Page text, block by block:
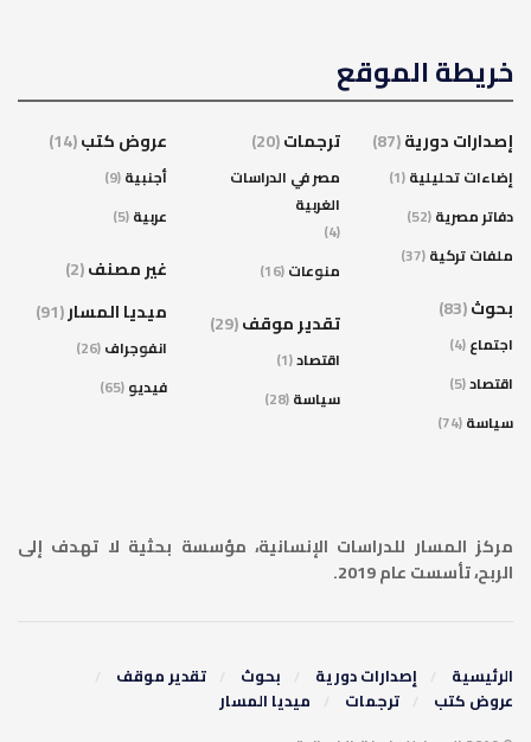
خريطة الموقع
إصدارات دورية(87)
إضاءات تحليلية(1)
دفاتر مصرية(52)
ملفات تركية(37)
بحوث(83)
اجتماع(4)
اقتصاد(5)
سياسة(74)
ترجمات(20)
مصر في الدراسات
الغربية
(4)
منوعات(16)
تقدير موقف(29)
اقتصاد(1)
سياسة(28)
عروض كتب(14)
أجنبية(9)
عربية(5)
غير مصنف(2)
ميديا المسار(91)
انفوجراف(26)
فيديو(65)
مركز المسار للدراسات الإنسانية، مؤسسة بحثية لا تهدف إلى
الربح، تأسست عام 2019.
الرئيسية إصدارات دورية بحوث
تقدير موقف
عروض كتب
ترجمات ميديا المسار